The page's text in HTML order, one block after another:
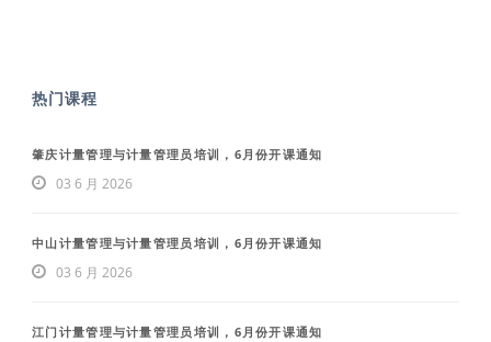
热门课程
肇庆计量管理与计量管理员培训，6月份开课通知
03 6 月 2026
中山计量管理与计量管理员培训，6月份开课通知
03 6 月 2026
江门计量管理与计量管理员培训，6月份开课通知